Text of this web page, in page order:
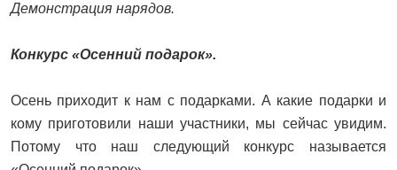
Демонстрация нарядов.
Конкурс «Осенний подарок».
Осень приходит к нам с подарками. А какие подарки и
кому приготовили наши участники, мы сейчас увидим.
Потому что наш следующий конкурс называется